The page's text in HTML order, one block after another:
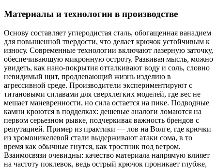
Материалы и технологии в производстве
Основу составляет углеродистая сталь, обогащенная ванадием
для повышенной твердости, что делает крючок устойчивым к
износу. Современные технологии включают лазерную заточку,
обеспечивающую микронную остроту. Развивая мысль, можно
увидеть, как нано-покрытия отталкивают воду и соль, словно
невидимый щит, продлевающий жизнь изделию в
агрессивной среде. Производители экспериментируют с
титановыми сплавами для сверхлегких моделей, где вес не
мешает маневренности, но сила остается на пике. Подводные
камни кроются в подделках: дешевые аналоги ломаются на
первом серьезном рывке, подчеркивая важность брендов с
репутацией. Пример из практики — лов на Волге, где крючки
из хромоникелевой стали выдерживают атаки сома, в то
время как обычные гнутся, как тростник под ветром.
Взаимосвязи очевидны: качество материала напрямую влияет
на частоту поклевок, ведь острый крючок проникает глубже,